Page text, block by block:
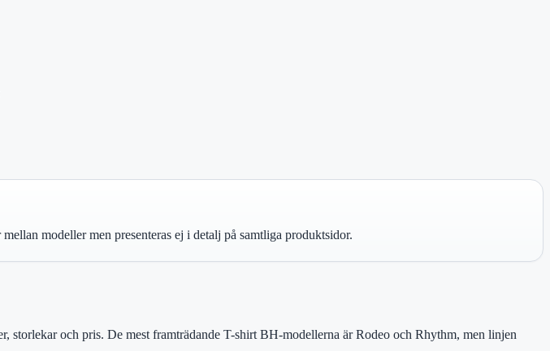
modeller men presenteras ej i detalj på samtliga produktsidor.
och pris. De mest framträdande T-shirt BH-modellerna är Rodeo och Rhythm, men linjen